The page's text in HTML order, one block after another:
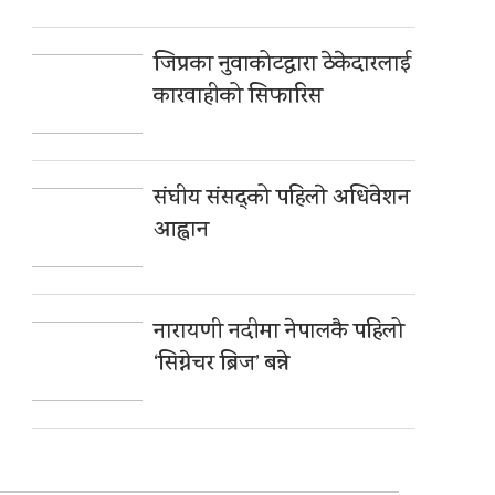
जिप्रका नुवाकोटद्वारा ठेकेदारलाई
कारवाहीको सिफारिस
संघीय संसद्को पहिलाे अधिवेशन
आह्वान
नारायणी नदीमा नेपालकै पहिलो
‘सिग्नेचर ब्रिज’ बन्ने